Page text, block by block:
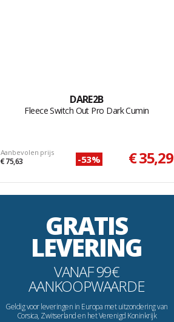
DARE2B
Fleece Switch Out Pro Dark Cumin
Aanbevolen prijs
€ 75,63 -53% € 35,29
GRATIS
LEVERING
VANAF 99€
AANKOOPWAARDE
Geldig voor leveringen in Europa met uitzondering van
Corsica, Zwitserland en het Verenigd Koninkrijk